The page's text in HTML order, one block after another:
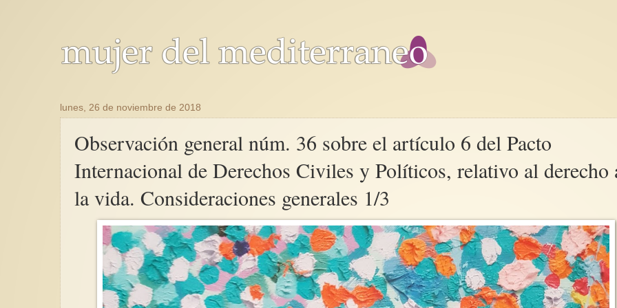
lunes, 26 de noviembre de 2018
Observación general núm. 36 sobre el artículo 6 del Pacto
Internacional de Derechos Civiles y Políticos, relativo al derecho
la vida. Consideraciones generales 1/3